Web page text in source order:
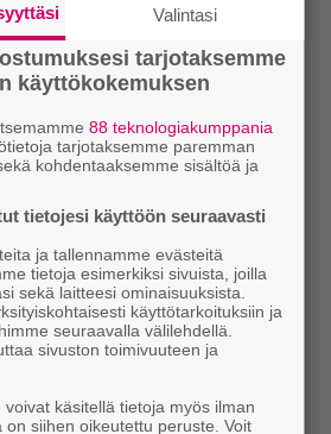
Valintasi
tarjotaksemme
käyttökokemuksen
88 teknologiakumppania
tarjotaksemme paremman
kohdentaaksemme sisältöä ja
tietojesi käyttöön seuraavasti
ja tallennamme evästeitä
tietoja esimerkiksi sivuista, joilla
sekä laitteesi ominaisuuksista.
käyttötarkoituksiin ja
seuraavalla välilehdellä.
sivuston toimivuuteen ja
käsitellä tietoja myös ilman
on siihen oikeutettu peruste. Voit